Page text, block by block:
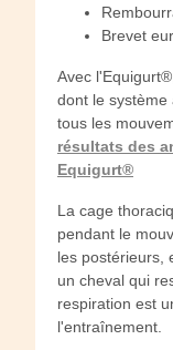
Brevet
Avec
dont le système
tous les
résultats des
Equigurt®
La cage
pendant le
les postérieurs,
un cheval qui
respiration est
l'entraînement.